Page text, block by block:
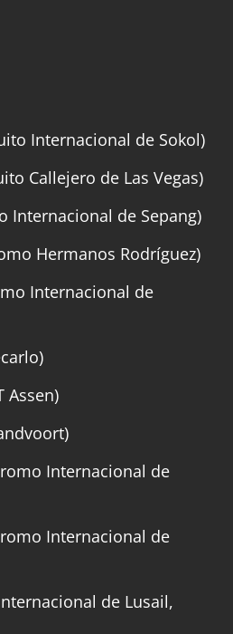
Internacional de Sokol)
Callejero de Las Vegas)
Internacional de Sepang)
Hermanos Rodríguez)
Internacional de
Assen)
Internacional de
Internacional de
de Lusail,